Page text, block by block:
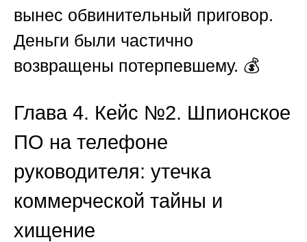
вынес обвинительный приговор.
Деньги были частично
возвращены потерпевшему. 💰
Глава 4. Кейс №2. Шпионское
ПО на телефоне
руководителя: утечка
коммерческой тайны и
хищение